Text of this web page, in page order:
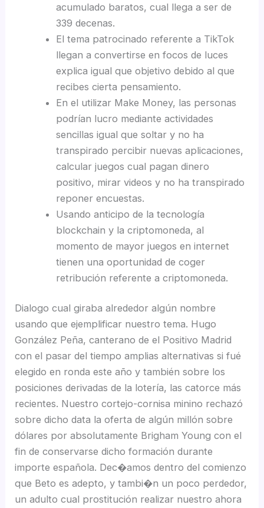
acumulado baratos, cual llega a ser de
339 decenas.
El tema patrocinado referente a TikTok
llegan a convertirse en focos de luces
explica igual que objetivo debido al que
recibes cierta pensamiento.
En el utilizar Make Money, las personas
podrían lucro mediante actividades
sencillas igual que soltar y no ha
transpirado percibir nuevas aplicaciones,
calcular juegos cual pagan dinero
positivo, mirar videos y no ha transpirado
reponer encuestas.
Usando anticipo de la tecnología
blockchain y la criptomoneda, al
momento de mayor juegos en internet
tienen una oportunidad de coger
retribución referente a criptomoneda.
Dialogo cual giraba alrededor algún nombre
usando que ejemplificar nuestro tema. Hugo
González Peña, canterano de el Positivo Madrid
con el pasar del tiempo amplias alternativas si fué
elegido en ronda este año y también sobre los
posiciones derivadas de la lotería, las catorce más
recientes. Nuestro cortejo-cornisa minino rechazó
sobre dicho data la oferta de algún millón sobre
dólares por absolutamente Brigham Young con el
fin de conservarse dicho formación durante
importe española. Dec�amos dentro del comienzo
que Beto es adepto, y tambi�n un poco perdedor,
un adulto cual prostitución realizar nuestro ahora